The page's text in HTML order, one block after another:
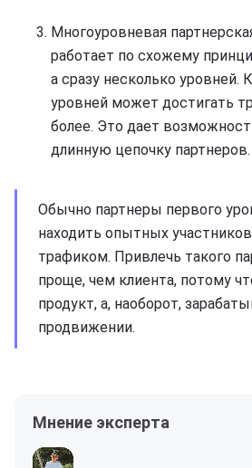
Многоуровневая
работает по схожему
а сразу несколько уровней.
уровней может достигать
более. Это дает
длинную цепочку партнеров.
Обычно партнеры первого
находить опытных
трафиком. Привлечь такого
проще, чем клиента, потому
продукт, а, наоборот,
продвижении.
Мнение эксперта